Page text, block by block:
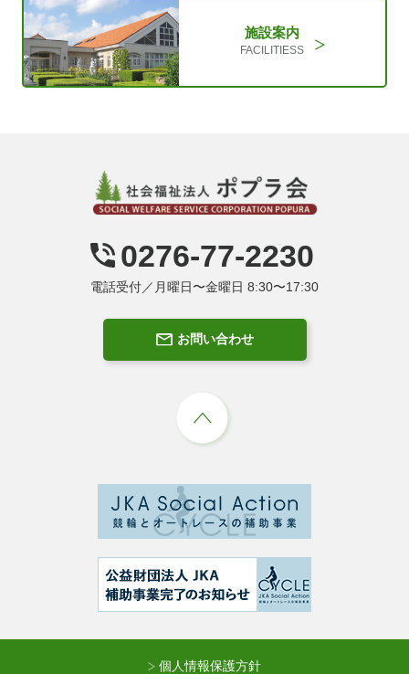
施設案内
FACILITIESS
0276-77-2230
電話受付／月曜日〜金曜日 8:30〜17:30
お問い合わせ
個人情報保護方針